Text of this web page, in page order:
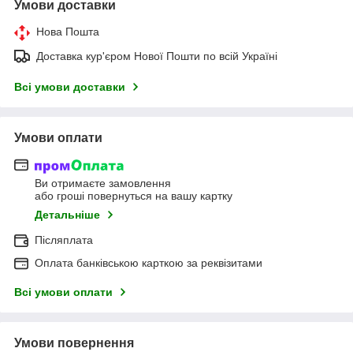
Умови доставки
Нова Пошта
Доставка кур'єром Нової Пошти по всій Україні
Всі умови доставки
Умови оплати
Ви отримаєте замовлення
або гроші повернуться на вашу картку
Детальніше
Післяплата
Оплата банківською карткою за реквізитами
Всі умови оплати
Умови повернення